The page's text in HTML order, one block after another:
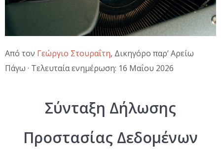
Από τον Γεώργιο Στουραΐτη, Δικηγόρο παρ’ Αρείω
Πάγω · Τελευταία ενημέρωση: 16 Μαΐου 2026
Σύνταξη Δήλωσης
Προστασίας Δεδομένων